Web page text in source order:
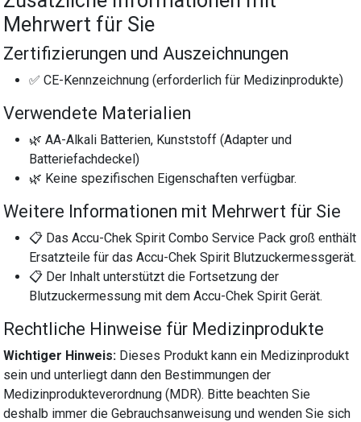
Mehrwert für Sie
Zertifizierungen und Auszeichnungen
✅ CE-Kennzeichnung (erforderlich für Medizinprodukte)
Verwendete Materialien
🌿 AA-Alkali Batterien, Kunststoff (Adapter und
Batteriefachdeckel)
🌿 Keine spezifischen Eigenschaften verfügbar.
Weitere Informationen mit Mehrwert für Sie
📋 Das Accu-Chek Spirit Combo Service Pack groß enthält
Ersatzteile für das Accu-Chek Spirit Blutzuckermessgerät.
📋 Der Inhalt unterstützt die Fortsetzung der
Blutzuckermessung mit dem Accu-Chek Spirit Gerät.
Rechtliche Hinweise für Medizinprodukte
Wichtiger Hinweis: Dieses Produkt kann ein Medizinprodukt
sein und unterliegt dann den Bestimmungen der
Medizinprodukteverordnung (MDR). Bitte beachten Sie
deshalb immer die Gebrauchsanweisung und wenden Sie sich